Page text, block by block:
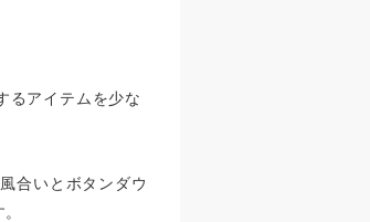
るアイテムを少な
合いとボタンダウ